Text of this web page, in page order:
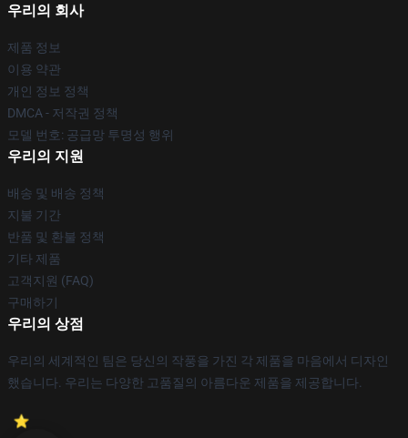
우리의 회사
제품 정보
이용 약관
개인 정보 정책
DMCA - 저작권 정책
모델 번호: 공급망 투명성 행위
우리의 지원
배송 및 배송 정책
지불 기간
반품 및 환불 정책
기타 제품
고객지원 (FAQ)
구매하기
우리의 상점
우리의 세계적인 팀은 당신의 작풍을 가진 각 제품을 마음에서 디자인
했습니다. 우리는 다양한 고품질의 아름다운 제품을 제공합니다.